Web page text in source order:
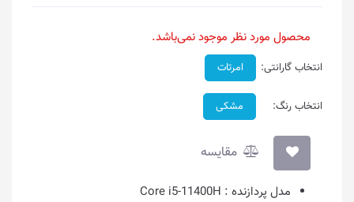
محصول مورد نظر موجود نمی‌باشد.
انتخاب گارانتی: امرتات
انتخاب رنگ: مشکی
مقایسه
مدل پردازنده : Core i5-11400H